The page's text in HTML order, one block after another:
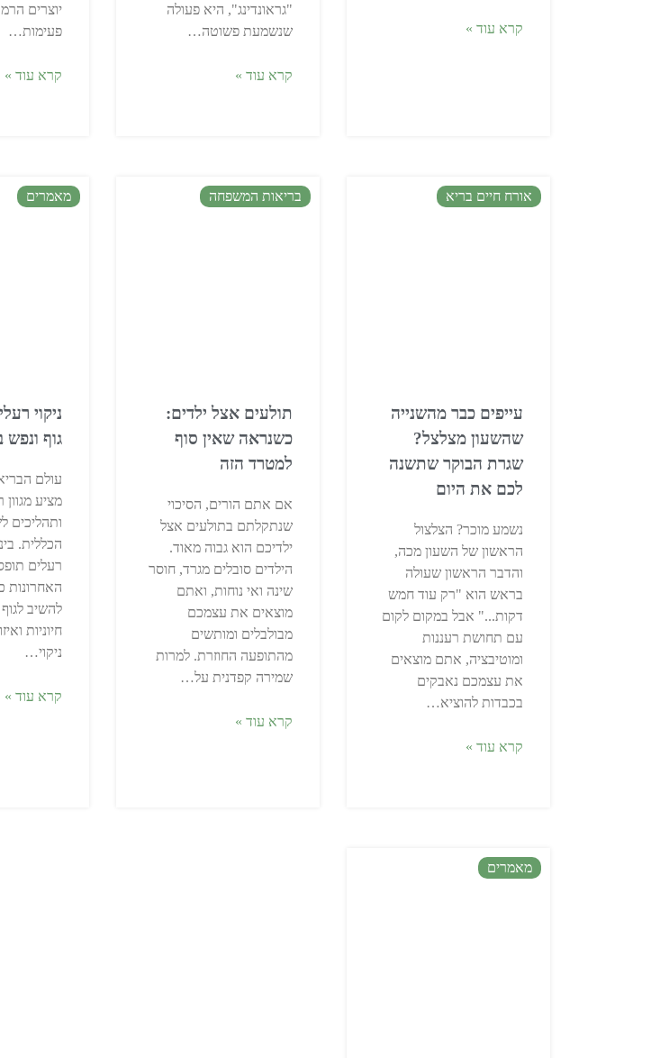
קרא עוד »
"גראונדינג", היא פעולה
שנשמעת פשוטה…
קרא עוד »
יוצרים
פעימות…
קרא עוד »
אורח חיים בריא
עייפים כבר מהשנייה
שהשעון מצלצל?
שגרת הבוקר שתשנה
לכם את היום
נשמע מוכר? הצלצול
הראשון של השעון מכה,
והדבר הראשון שעולה
בראש הוא "רק עוד חמש
דקות..." אבל במקום לקום
עם תחושת רעננות
ומוטיבציה, אתם מוצאים
את עצמכם נאבקים
בכבדות להוציא…
קרא עוד »
בריאות המשפחה
תולעים אצל ילדים:
כשנראה שאין סוף
למטרד הזה
אם אתם הורים, הסיכוי
שנתקלתם בתולעים אצל
ילדיכם הוא גבוה מאוד.
הילדים סובלים מגרד, חוסר
שינה ואי נוחות, ואתם
מוצאים את עצמכם
מבולבלים ומותשים
מהתופעה החוזרת. למרות
שמירה קפדנית על…
קרא עוד »
מאמרים
ניקוי
גוף ונפש
עולם
מציע
ותהליכים
הכללית.
רעלים
האחרונות
להשיב
חיוניות
ניקוי…
קרא עוד »
מאמרים